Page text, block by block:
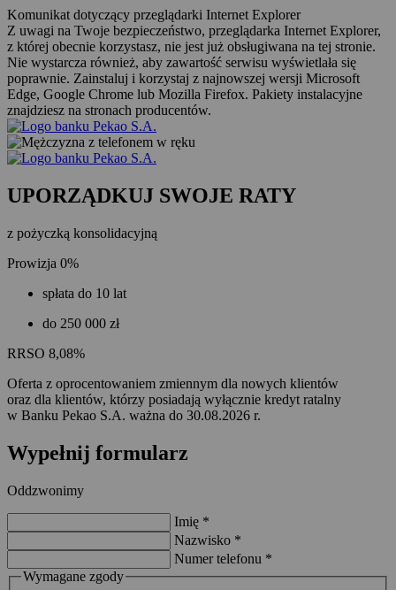
Komunikat dotyczący przeglądarki Internet Explorer
Z uwagi na Twoje bezpieczeństwo, przeglądarka Internet Explorer,
z której obecnie korzystasz, nie jest już obsługiwana na tej stronie.
Nie wystarcza również, aby zawartość serwisu wyświetlała się
poprawnie. Zainstaluj i korzystaj z najnowszej wersji Microsoft
Edge, Google Chrome lub Mozilla Firefox. Pakiety instalacyjne
znajdziesz na stronach producentów.
UPORZĄDKUJ SWOJE RATY
z pożyczką konsolidacyjną
Prowizja 0%
spłata do 10 lat
do 250 000 zł
RRSO 8,08%
Oferta z oprocentowaniem zmiennym dla nowych klientów
oraz dla klientów, którzy posiadają wyłącznie kredyt ratalny
w Banku Pekao S.A. ważna do 30.08.2026 r.
Wypełnij formularz
Oddzwonimy
Imię *
Nazwisko *
Numer telefonu *
Wymagane zgody